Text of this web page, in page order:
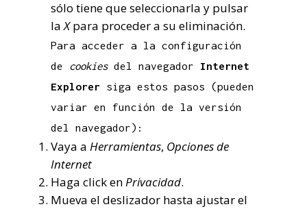
sólo tiene que seleccionarla y pulsar
laXpara proceder a su eliminación.
Para acceder a la configuración
de cookiesdel navegador Internet
Explorer siga estos pasos (pueden
variar en función de la versión
del navegador):
Vaya a Herramientas, Opciones de
Internet
Haga click enPrivacidad.
Mueva el deslizador hasta ajustar el